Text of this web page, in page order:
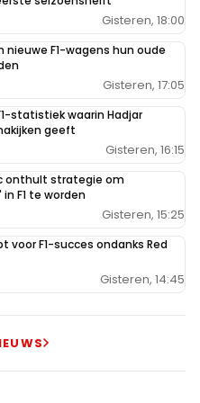
Gisteren, 18:00
nieuwe F1-wagens hun oude
Gisteren, 17:05
statistiek waarin Hadjar
geeft
Gisteren, 16:15
onthult strategie om
F1 te worden
Gisteren, 15:25
voor F1-succes ondanks Red
Gisteren, 14:45